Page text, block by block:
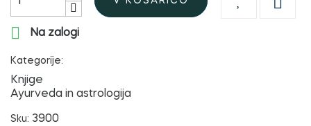

Na zalogi
Kategorije:
Knjige
Ayurveda in astrologija
Sku: 3900